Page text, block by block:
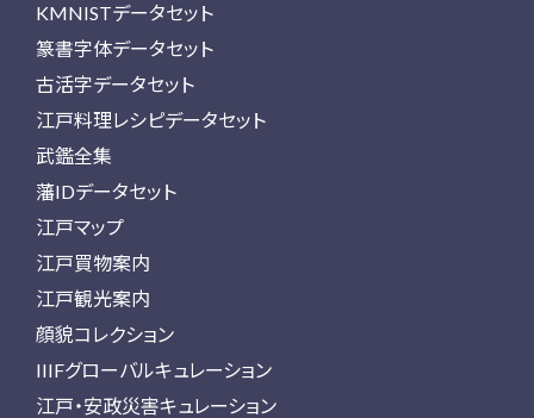
KMNISTデータセット
篆書字体データセット
古活字データセット
江戸料理レシピデータセット
武鑑全集
藩IDデータセット
江戸マップ
江戸買物案内
江戸観光案内
顔貌コレクション
IIIFグローバルキュレーション
江戸・安政災害キュレーション